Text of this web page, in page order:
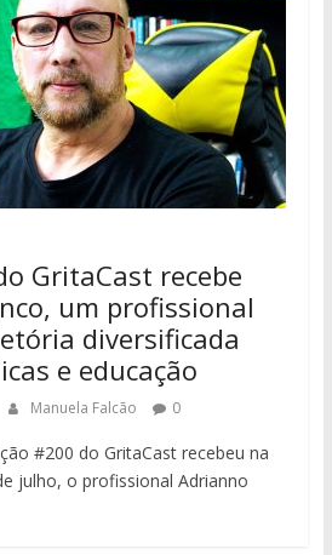
GritaCast recebe
um profissional
diversificada
e educação
Manuela Falcão 0
#200 do GritaCast recebeu na
julho, o profissional Adrianno